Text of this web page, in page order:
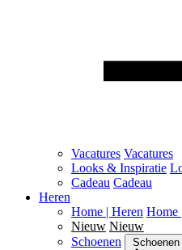
Vacatures Vacatures
Looks & Inspiratie
Cadeau Cadeau
Heren
Home | Heren Home
Nieuw Nieuw
Schoenen
Schoenen